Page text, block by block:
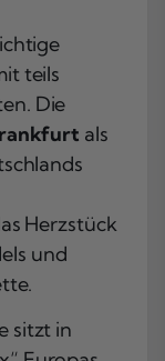
teils
Die
als
Herzstück
und
sitzt in